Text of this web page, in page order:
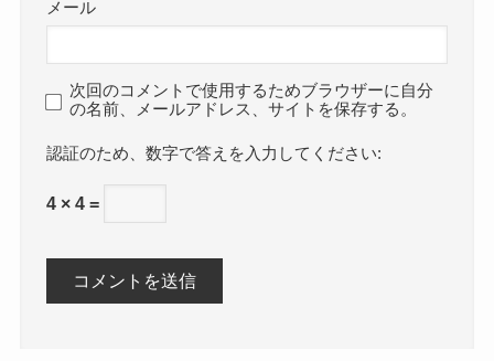
メール
次回のコメントで使用するためブラウザーに自分
の名前、メールアドレス、サイトを保存する。
数字で答えを入力してください:
4 × 4 =